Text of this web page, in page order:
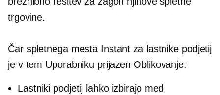
trgovine.
Čar spletnega mesta Instant za lastnike podjetij
je v tem Uporabniku prijazen Oblikovanje:
Lastniki podjetij lahko izbirajo med